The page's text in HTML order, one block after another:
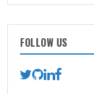
FOLLOW US